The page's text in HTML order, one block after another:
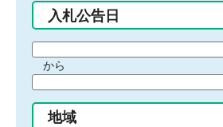
入札公告日
間
始
から
間
地域